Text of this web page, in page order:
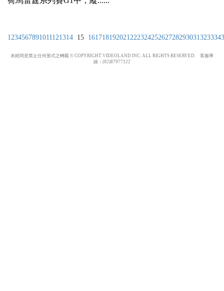
1 234567891011 121314 15 161718192021 22232425262728293031 323334
未經同意禁止任何形式之轉載 © COPYRIGHT VIDEOLAND INC. ALL RIGHTS RESERVED. 客服專
線：(02)87977122